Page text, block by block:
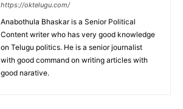
https://oktelugu.com/
Anabothula Bhaskar is a Senior Political
Content writer who has very good knowledge
on Telugu politics. He is a senior journalist
with good command on writing articles with
good narative.